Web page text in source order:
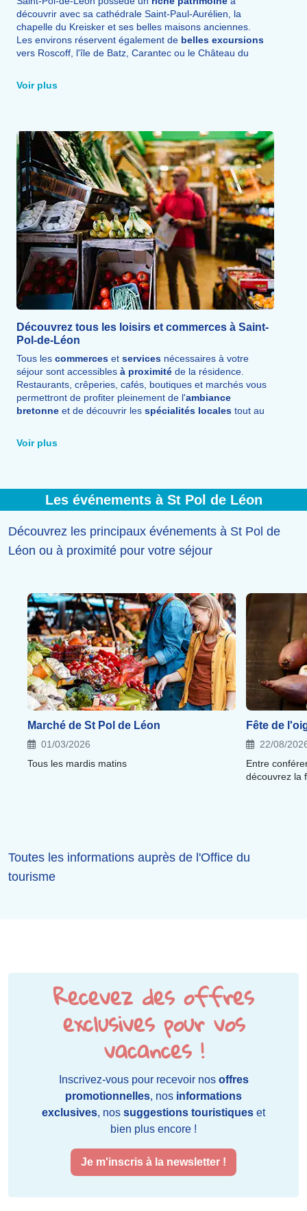
découvrir avec sa cathédrale Saint-Paul-Aurélien, la
chapelle du Kreisker et ses belles maisons anciennes.
Les environs réservent également de belles excursions
vers Roscoff, l'île de Batz, Carantec ou le Château du
Les marchés locaux, les ports de pêche et les jardins
exotiques complètent agréablement votre
Voir plus
Découvrez tous les loisirs et commerces à Saint-
Pol-de-Léon
Tous les commerces et services nécessaires à votre
séjour sont accessibles à proximité de la résidence.
Restaurants, crêperies, cafés, boutiques et marchés vous
permettront de profiter pleinement de l'ambiance
bretonne et de découvrir les spécialités locales tout au
Voir plus
Les événements à St Pol de Léon
Découvrez les principaux événements à St Pol de
Léon ou à proximité pour votre séjour
Marché de St Pol de Léon
01/03/2026
Tous les mardis matins
Fête de
22/08/
Entre
découvrez la
Toutes les informations auprès de l'Office du
tourisme
Recevez des offres
exclusives pour vos
vacances !
Inscrivez-vous pour recevoir nos offres
promotionnelles, nos informations
exclusives, nos suggestions touristiques et
bien plus encore !
Je m'inscris à la newsletter !